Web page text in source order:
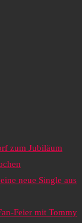
zum Jubiläum
neue Single aus
Feier mit Tommy